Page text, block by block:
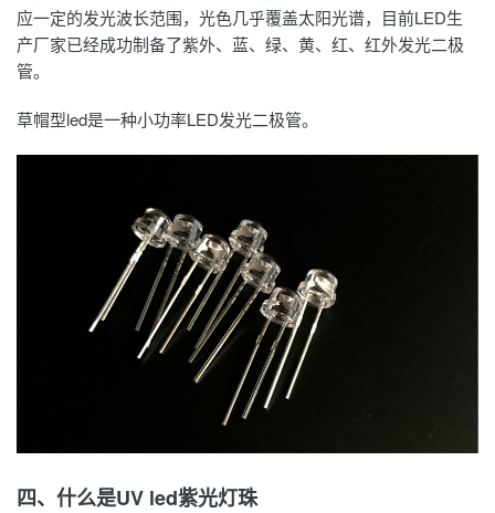
应一定的发光波长范围，光色几乎覆盖太阳光谱，目前LED生
产厂家已经成功制备了紫外、蓝、绿、黄、红、红外发光二极
管。
草帽型led是一种小功率LED发光二极管。
四、什么是UV led紫光灯珠